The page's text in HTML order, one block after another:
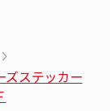
ズステッカー